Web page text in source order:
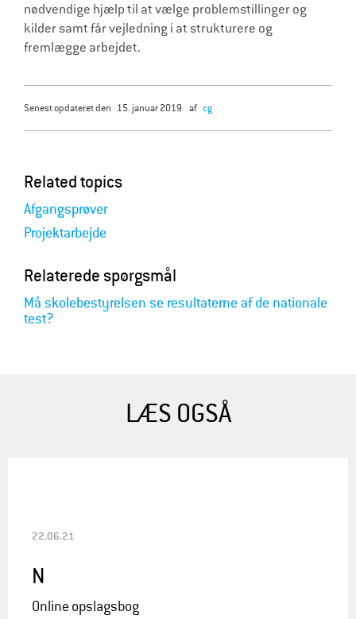
nødvendige hjælp til at vælge problemstillinger og
kilder samt får vejledning i at strukturere og
fremlægge arbejdet.
senest opdateret den 15. januar 2019 af cg
Related topics
Afgangsprøver
Projektarbejde
Relaterede spørgsmål
Må skolebestyrelsen se resultaterne af de nationale
test?
LÆS OGSÅ
22.06.21
N
Online opslagsbog